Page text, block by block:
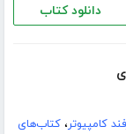
دانلود کتاب
کامپیوتر،کتاب‌های